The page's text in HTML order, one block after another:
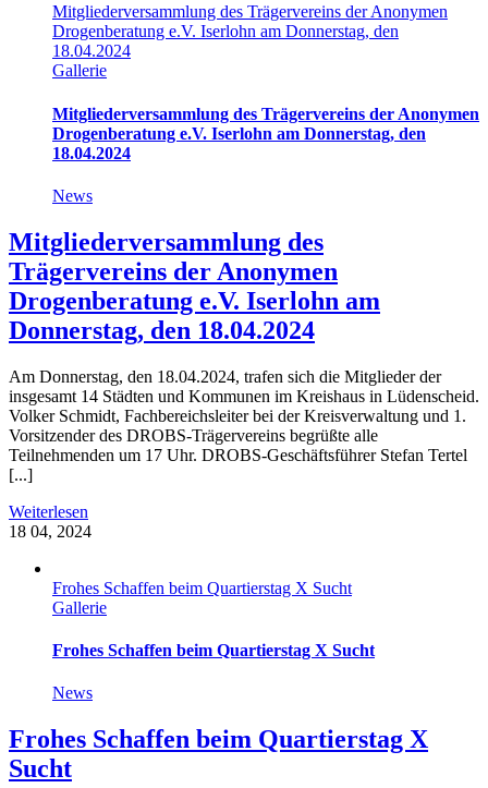
Mitgliederversammlung des Trägervereins der Anonymen
Drogenberatung e.V. Iserlohn am Donnerstag, den
18.04.2024
Gallerie
Mitgliederversammlung des Trägervereins der Anonymen
Drogenberatung e.V. Iserlohn am Donnerstag, den
18.04.2024
News
Mitgliederversammlung des
Trägervereins der Anonymen
Drogenberatung e.V. Iserlohn am
Donnerstag, den 18.04.2024
Am Donnerstag, den 18.04.2024, trafen sich die Mitglieder der
insgesamt 14 Städten und Kommunen im Kreishaus in Lüdenscheid.
Volker Schmidt, Fachbereichsleiter bei der Kreisverwaltung und 1.
Vorsitzender des DROBS-Trägervereins begrüßte alle
Teilnehmenden um 17 Uhr. DROBS-Geschäftsführer Stefan Tertel
[...]
Weiterlesen
18 04, 2024
Frohes Schaffen beim Quartierstag X Sucht
Gallerie
Frohes Schaffen beim Quartierstag X Sucht
News
Frohes Schaffen beim Quartierstag X
Sucht